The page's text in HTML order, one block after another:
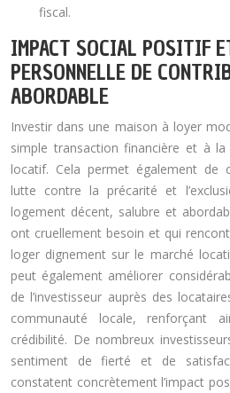
fiscal.
IMPACT SOCIAL POSITIF
PERSONNELLE DE
ABORDABLE
Investir dans une maison à loyer
simple transaction financière et à la
locatif. Cela permet également de
lutte contre la précarité et
logement décent, salubre et
ont cruellement besoin et qui
loger dignement sur le marché
peut également améliorer
de l’investisseur auprès des
communauté locale, renforçant
crédibilité. De nombreux
sentiment de fierté et de
constatent concrètement l’impact